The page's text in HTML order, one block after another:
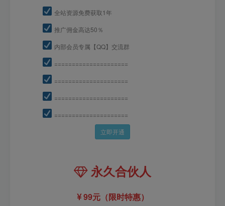
全站资源免费获取1年
推广佣金高达50％
内部会员专属【QQ】交流群
=====================
=====================
=====================
=====================
立即开通
永久合伙人
99元（限时特惠）